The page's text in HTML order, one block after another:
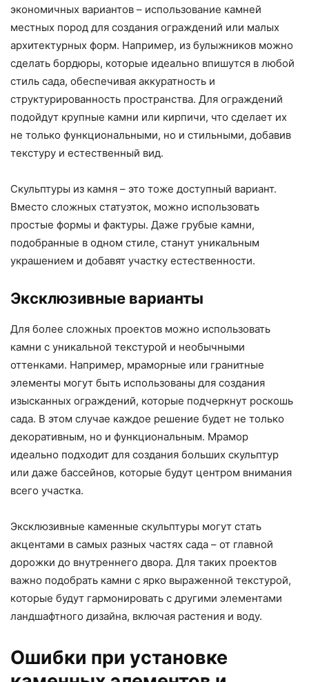
экономичных вариантов – использование камней
местных пород для создания ограждений или малых
архитектурных форм. Например, из булыжников можно
сделать бордюры, которые идеально впишутся в любой
стиль сада, обеспечивая аккуратность и
структурированность пространства. Для ограждений
подойдут крупные камни или кирпичи, что сделает их
не только функциональными, но и стильными, добавив
текстуру и естественный вид.
Скульптуры из камня – это тоже доступный вариант.
Вместо сложных статуэток, можно использовать
простые формы и фактуры. Даже грубые камни,
подобранные в одном стиле, станут уникальным
украшением и добавят участку естественности.
Эксклюзивные варианты
Для более сложных проектов можно использовать
камни с уникальной текстурой и необычными
оттенками. Например, мраморные или гранитные
элементы могут быть использованы для создания
изысканных ограждений, которые подчеркнут роскошь
сада. В этом случае каждое решение будет не только
декоративным, но и функциональным. Мрамор
идеально подходит для создания больших скульптур
или даже бассейнов, которые будут центром внимания
всего участка.
Эксклюзивные каменные скульптуры могут стать
акцентами в самых разных частях сада – от главной
дорожки до внутреннего двора. Для таких проектов
важно подобрать камни с ярко выраженной текстурой,
которые будут гармонировать с другими элементами
ландшафтного дизайна, включая растения и воду.
Ошибки при установке